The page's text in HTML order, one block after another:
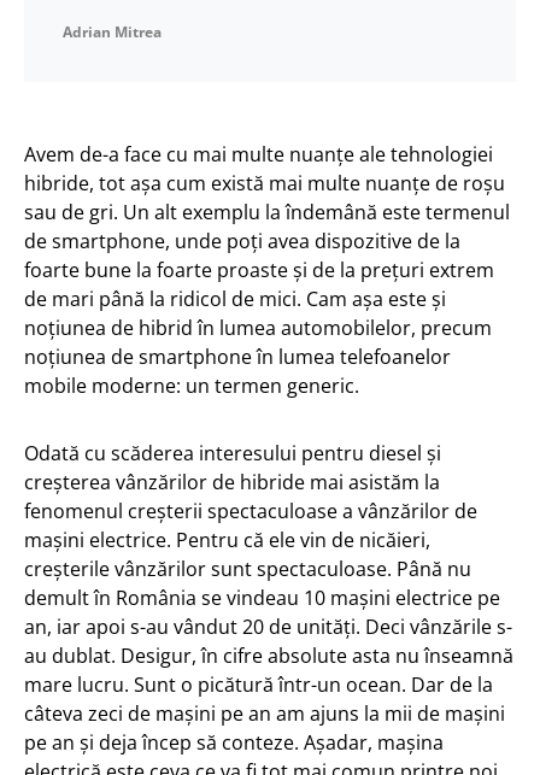
Adrian Mitrea
Avem de-a face cu mai multe nuanțe ale tehnologiei
hibride, tot așa cum există mai multe nuanțe de roșu
sau de gri. Un alt exemplu la îndemână este termenul
de smartphone, unde poți avea dispozitive de la
foarte bune la foarte proaste și de la prețuri extrem
de mari până la ridicol de mici. Cam așa este și
noțiunea de hibrid în lumea automobilelor, precum
noțiunea de smartphone în lumea telefoanelor
mobile moderne: un termen generic.
Odată cu scăderea interesului pentru diesel și
creșterea vânzărilor de hibride mai asistăm la
fenomenul creșterii spectaculoase a vânzărilor de
mașini electrice. Pentru că ele vin de nicăieri,
creșterile vânzărilor sunt spectaculoase. Până nu
demult în România se vindeau 10 mașini electrice pe
an, iar apoi s-au vândut 20 de unități. Deci vânzările s-
au dublat. Desigur, în cifre absolute asta nu înseamnă
mare lucru. Sunt o picătură într-un ocean. Dar de la
câteva zeci de mașini pe an am ajuns la mii de mașini
pe an și deja încep să conteze. Așadar, mașina